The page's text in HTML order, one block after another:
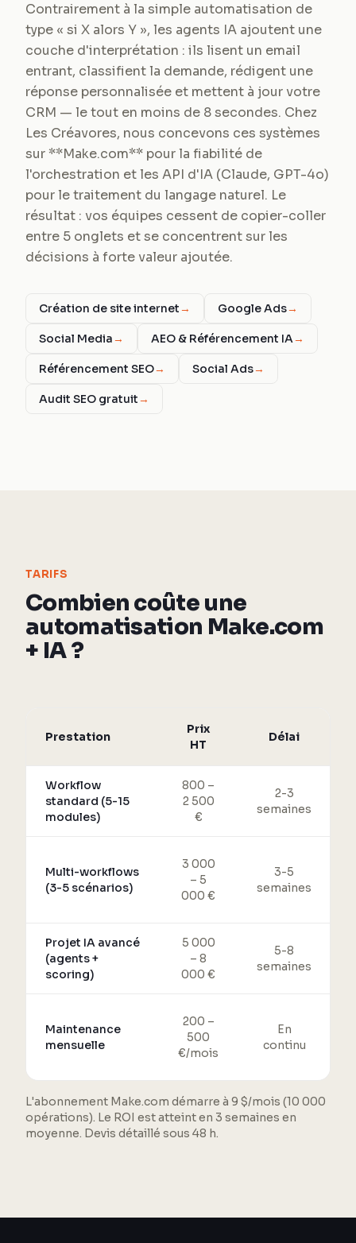
Contrairement à la simple automatisation de
type « si X alors Y », les agents IA ajoutent une
couche d'interprétation : ils lisent un email
entrant, classifient la demande, rédigent une
réponse personnalisée et mettent à jour votre
CRM — le tout en moins de 8 secondes. Chez
Les Créavores, nous concevons ces systèmes
sur **Make.com** pour la fiabilité de
l'orchestration et les API d'IA (Claude, GPT-4o)
pour le traitement du langage naturel. Le
résultat : vos équipes cessent de copier-coller
entre 5 onglets et se concentrent sur les
décisions à forte valeur ajoutée.
Création de site internet→ Google Ads→
Social Media→ AEO & Référencement IA→
Référencement SEO→ Social Ads→
Audit SEO gratuit→
TARIFS
Combien coûte une
automatisation Make.com
+ IA ?
Prestation
Prix
HT
Délai
Workflow
standard (5-15
modules)
800 –
2 500
€
2-3
semaines
Multi-workflows
(3-5 scénarios)
3 000
– 5
000 €
3-5
semaines
Projet IA avancé
(agents +
scoring)
5 000
– 8
000 €
5-8
semaines
Maintenance
mensuelle
200 –
500
€/mois
En
continu
L'abonnement Make.com démarre à 9 $/mois (10 000
opérations). Le ROI est atteint en 3 semaines en
moyenne. Devis détaillé sous 48 h.